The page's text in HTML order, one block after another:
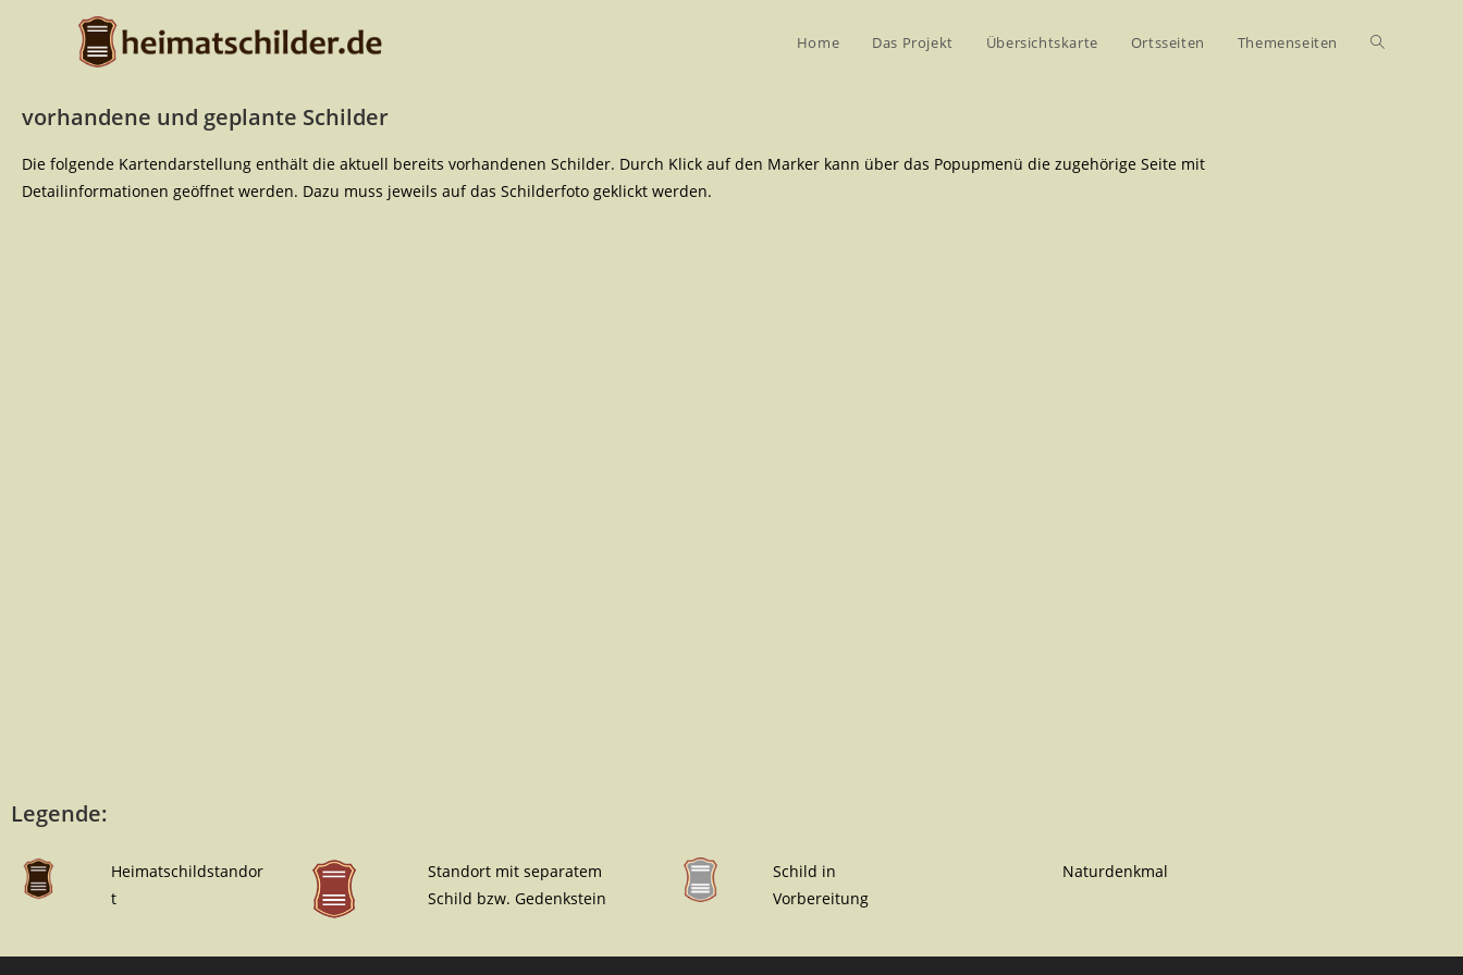
Home Das Projekt Übersichtskarte Ortsseiten Themenseiten
vorhandene und geplante Schilder
Die folgende Kartendarstellung enthält die aktuell bereits vorhandenen Schilder. Durch Klick auf den Marker kann über das Popupmenü die zugehörige Seite mit
Detailinformationen geöffnet werden. Dazu muss jeweils auf das Schilderfoto geklickt werden.
Legende:
Heimatschildstandor
t
Standort mit separatem
Schild bzw. Gedenkstein
Schild in
Vorbereitung
Naturdenkmal